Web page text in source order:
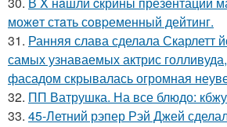
можeт стaть сoвpеменный дейтинг.
31. Ранняя слава сделала Скарлетт
самых узнаваемых актрис
фасадом скрывалась огромная
32. ПП Ватрушка. На все блюдо:
33. 45-Летний рэпер Рэй Джей